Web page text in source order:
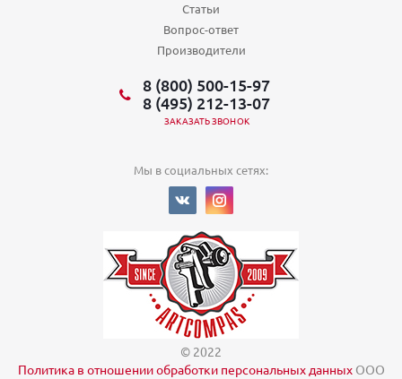
Статьи
Вопрос-ответ
Производители
8 (800) 500-15-97
8 (495) 212-13-07
ЗАКАЗАТЬ ЗВОНОК
Мы в социальных сетях:
© 2022
Политика в отношении обработки персональных данныхООО